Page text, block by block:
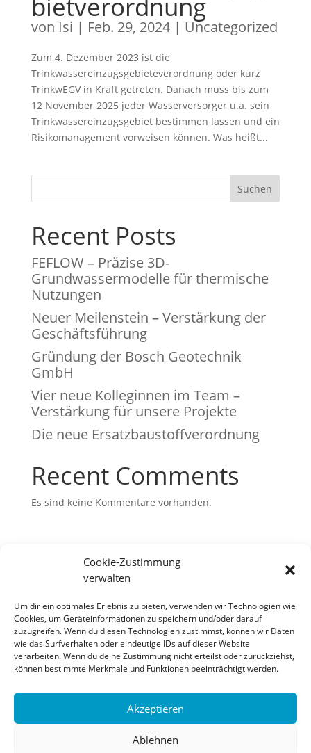
Cookie-Zustimmung
verwalten
Um dir ein optimales Erlebnis zu bieten, verwenden wir Technologien wie
Cookies, um Geräteinformationen zu speichern und/oder darauf
zuzugreifen. Wenn du diesen Technologien zustimmst, können wir Daten
wie das Surfverhalten oder eindeutige IDs auf dieser Website
verarbeiten. Wenn du deine Zustimmung nicht erteilst oder zurückziehst,
können bestimmte Merkmale und Funktionen beeinträchtigt werden.
Akzeptieren
Ablehnen
von Isi | Feb. 29, 2024| Uncategorized
Zum 4. Dezember 2023 ist die
Trinkwassereinzugsgebieteverordnung oder kurz
TrinkwEGV in Kraft getreten. Danach muss bis zum
12 November 2025 jeder Wasserversorger u.a. sein
Trinkwassereinzugsgebiet bestimmen lassen und ein
Risikomanagement vorweisen können. Was heißt...
Suchen
Recent Posts
FEFLOW – Präzise 3D-
Grundwassermodelle für thermische
Nutzungen
Neuer Meilenstein – Verstärkung der
Geschäftsführung
Gründung der Bosch Geotechnik
GmbH
Vier neue Kolleginnen im Team –
Verstärkung für unsere Projekte
Die neue Ersatzbaustoffverordnung
Recent Comments
Es sind keine Kommentare vorhanden.
Fuggerring 21
87733 Markt Rettenbach
08392/21999-0